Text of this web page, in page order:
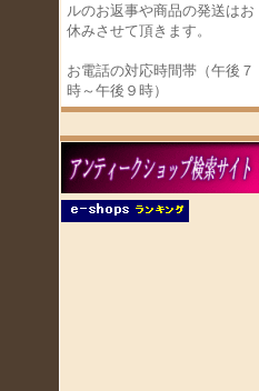
ルのお返事や商品の発送はお
休みさせて頂きます。
お電話の対応時間帯（午後７
時～午後９時）